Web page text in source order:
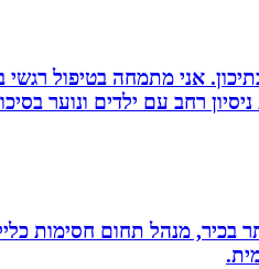
רחב עם ילדים ונוער